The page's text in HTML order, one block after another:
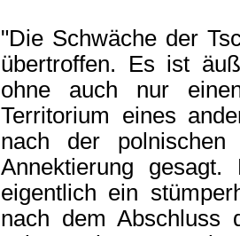
"Die Schwäche der
übertroffen. Es ist
ohne auch nur
Territorium eines
nach der
Annektierung
eigentlich ein
nach dem Abschluss